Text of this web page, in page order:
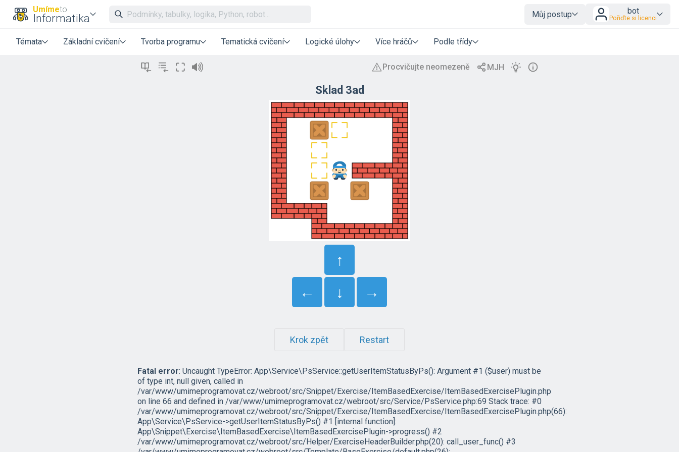
Umímeto
Informatika Můj postup bot
Pořiďte si licenci
Témata Základní cvičení Tvorba programu Tematická cvičení Logické úlohy Více hráčů Podle třídy
Sklad 3ad
↑
←
↓ →
Krok zpět Restart
Fatal error: Uncaught TypeError: App\Service\PsService::getUserItemStatusByPs(): Argument #1 ($user) must be
of type int, null given, called in
/var/www/umimeprogramovat.cz/webroot/src/Snippet/Exercise/ItemBasedExercise/ItemBasedExercisePlugin.php
on line 66 and defined in /var/www/umimeprogramovat.cz/webroot/src/Service/PsService.php:69 Stack trace: #0
/var/www/umimeprogramovat.cz/webroot/src/Snippet/Exercise/ItemBasedExercise/ItemBasedExercisePlugin.php(66):
App\Service\PsService->getUserItemStatusByPs() #1 [internal function]:
App\Snippet\Exercise\ItemBasedExercise\ItemBasedExercisePlugin->progress() #2
/var/www/umimeprogramovat.cz/webroot/src/Helper/ExerciseHeaderBuilder.php(20): call_user_func() #3